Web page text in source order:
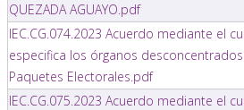
QUEZADA AGUAYO.pdf
IEC.CG.074.2023 Acuerdo mediante el
especifica los órganos
Paquetes Electorales.pdf
IEC.CG.075.2023 Acuerdo mediante el